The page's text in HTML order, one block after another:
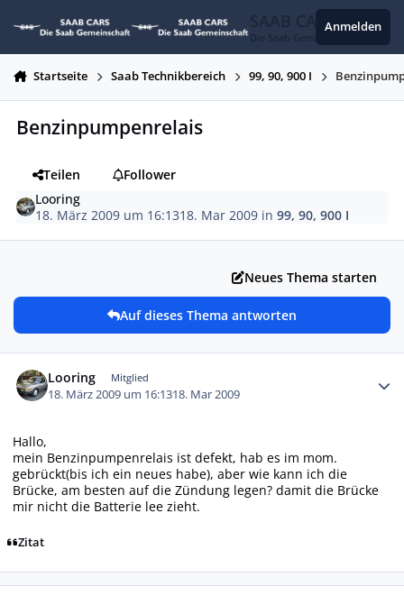
SAAB CARS
Die Saab Gemeinschaft
Anmelden
Startseite Saab Technikbereich 99, 90, 900 I
Benzinpumpenrelais
Teilen
Follower
Looring
18. März 2009 um 16:1318. Mar 2009 in99, 90, 900 I
Neues Thema starten
Auf dieses Thema antworten
Looring Mitglied
18. März 2009 um 16:1318. Mar 2009
Hallo,
mein Benzinpumpenrelais ist defekt, hab es im mom.
gebrückt(bis ich ein neues habe), aber wie kann ich die
Brücke, am besten auf die Zündung legen? damit die Brücke
mir nicht die Batterie lee zieht.
Zitat